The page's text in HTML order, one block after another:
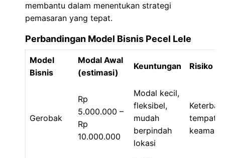
membantu dalam menentukan strategi
pemasaran yang tepat.
Perbandingan Model Bisnis Pecel Lele
Model
Bisnis
Modal Awal
(estimasi)
Keuntungan Risiko
Gerobak
Rp
5.000.000 –
Rp
10.000.000
Modal kecil,
fleksibel,
mudah
berpindah
lokasi
tempat,